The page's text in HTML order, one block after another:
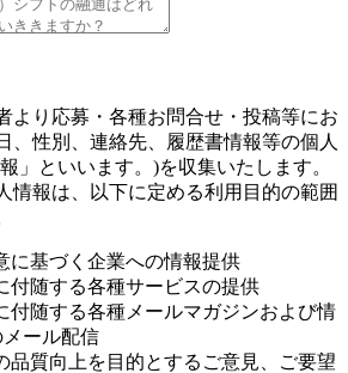
より応募・各種お問合せ・投稿等にお
、性別、連絡先、履歴書情報等の個人
」といいます。)を収集いたします。
情報は、以下に定める利用目的の範囲
に基づく企業への情報提供
付随する各種サービスの提供
付随する各種メールマガジンおよび情
ール配信
品質向上を目的とするご意見、ご要望